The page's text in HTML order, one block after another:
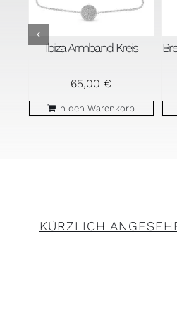
Ibiza Armband Kreis
65,00€
In den Warenkorb
KÜRZLICH